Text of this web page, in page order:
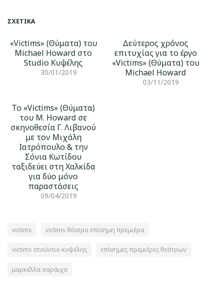
ΣΧΕΤΙΚΆ
«Victims» (Θύματα) του
Michael Howard στο
Studio Κυψέλης
30/01/2019
Δεύτερος χρόνος
επιτυχίας για το έργο
«Victims» (Θύματα) του
Michael Howard
03/11/2019
Το «Victims» (Θύματα)
του M. Howard σε
σκηνοθεσία Γ. Λιβανού
με τον Μιχάλη
Ιατρόπουλο & την
Σόνια Κωτίδου
ταξιδεύει στη Χαλκίδα
για δύο μόνο
παραστάσεις
09/04/2019
victims victims θέατρο επίσημη πρεμιέρα
victims στούντιο κυψέλης επίσημες πρεμιέρες θεάτρων
μαρκέλλα σαράιχα